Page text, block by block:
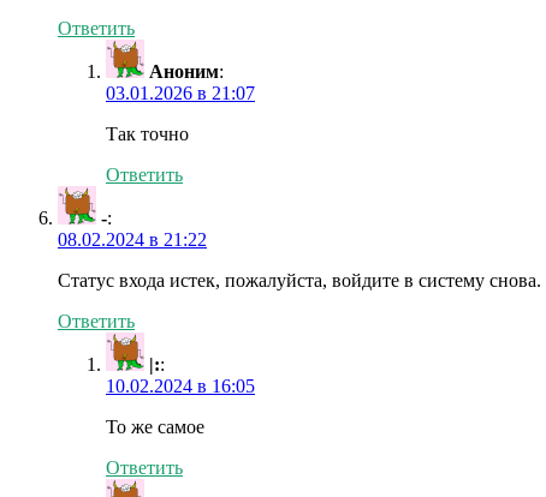
Ответить
Аноним:
03.01.2026 в 21:07
Так точно
Ответить
-:
08.02.2024 в 21:22
Статус входа истек, пожалуйста, войдите в систему снова.
Ответить
|::
10.02.2024 в 16:05
То же самое
Ответить